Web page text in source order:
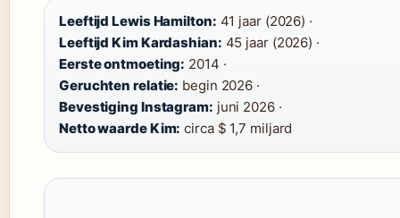
Leeftijd Lewis Hamilton: 41 jaar (2026) ·
Leeftijd Kim Kardashian: 45 jaar (2026) ·
Eerste ontmoeting: 2014 ·
Geruchten relatie: begin 2026 ·
Bevestiging Instagram: juni 2026 ·
Netto waarde Kim: circa $ 1,7 miljard